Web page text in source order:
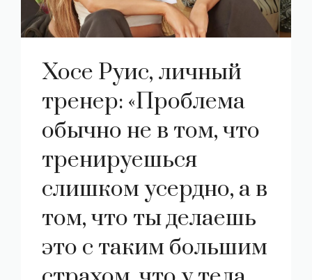
Хосе Руис, личный
тренер: «Проблема
обычно не в том, что
тренируешься
слишком усердно, а в
том, что ты делаешь
это с таким большим